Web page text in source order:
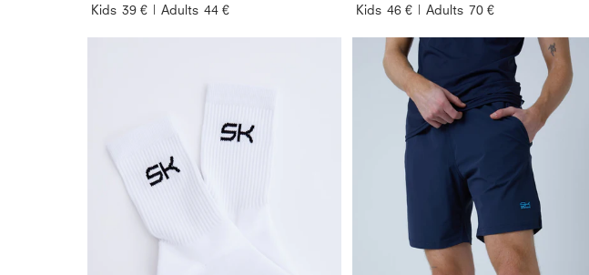
Kids 39 € | Adults 44 € Kids 46 € | Adults 70 €